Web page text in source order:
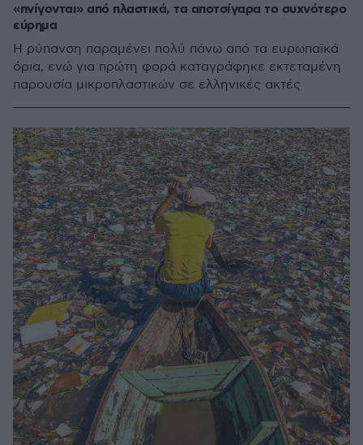
«πνίγονται» από πλαστικά, τα αποτσίγαρα το συχνότερο
εύρημα
Η ρύπανση παραμένει πολύ πάνω από τα ευρωπαϊκά
όρια, ενώ για πρώτη φορά καταγράφηκε εκτεταμένη
παρουσία μικροπλαστικών σε ελληνικές ακτές